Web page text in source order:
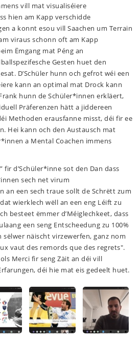
vill mat visualiséiere
hien am Kapp verschidde
a konnt esou vill Saachen um Terrain
viraus schonn oft am Kapp
Ëmgang mat Péng an
Gesten huet den
D’Schüler hunn och gefrot wéi een
kann an optimal mat Drock kann
hunn de Schüler*innen erkläert,
Präferenzen hätt a jiddereen
Methoden erausfanne misst, déi fir ee
Hei kann och den Austausch mat
a Mental Coachen immens
fir d’Schüler*inne sot den Dan dass
sech net virum
an een sech traue sollt de Schrëtt zum
wierklech wëll an een eng Léift zu
besteet ëmmer d’Méiglechkeet, dass
een seng Entscheedung zu 100%
näischt virzewerfen, ganz nom
vaut des remords que des regrets".
Merci fir seng Zäit an déi vill
déi hie mat eis gedeelt huet.